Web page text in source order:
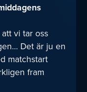
vi tar oss
Det är ju en
matchstart
fram